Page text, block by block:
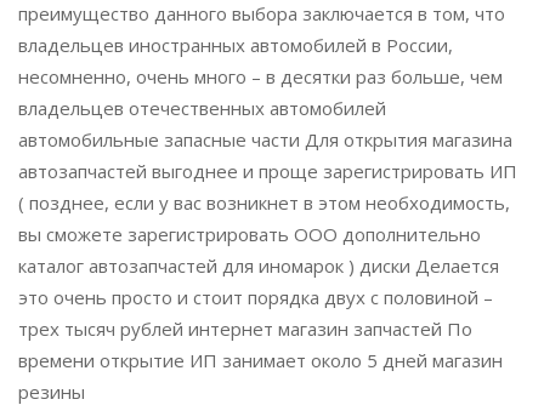
преимущество данного выбора заключается в том, что
владельцев иностранных автомобилей в России,
несомненно, очень много – в десятки раз больше, чем
владельцев отечественных автомобилей
автомобильные запасные части Для открытия магазина
автозапчастей выгоднее и проще зарегистрировать ИП
( позднее, если у вас возникнет в этом необходимость,
вы сможете зарегистрировать ООО дополнительно
каталог автозапчастей для иномарок ) диски Делается
это очень просто и стоит порядка двух с половиной –
трех тысяч рублей интернет магазин запчастей По
времени открытие ИП занимает около 5 дней магазин
резины